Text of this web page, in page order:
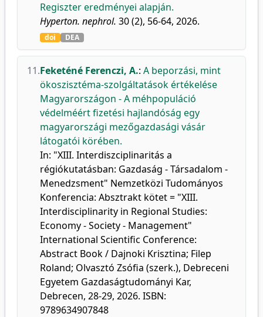
Regiszter eredményei alapján.
Hyperton. nephrol. 30 (2), 56-64, 2026.
doi DEA
11.Feketéné Ferenczi, A.: A beporzási, mint
ökoszisztéma-szolgáltatások értékelése
Magyarországon - A méhpopuláció
védelméért fizetési hajlandóság egy
magyarországi mezőgazdasági vásár
látogatói körében.
In: "XIII. Interdiszciplinaritás a
régiókutatásban: Gazdaság - Társadalom -
Menedzsment" Nemzetközi Tudományos
Konferencia: Absztrakt kötet = "XIII.
Interdisciplinarity in Regional Studies:
Economy - Society - Management"
International Scientific Conference:
Abstract Book / Dajnoki Krisztina; Filep
Roland; Olvasztó Zsófia (szerk.), Debreceni
Egyetem Gazdaságtudományi Kar,
Debrecen, 28-29, 2026. ISBN:
9789634907848